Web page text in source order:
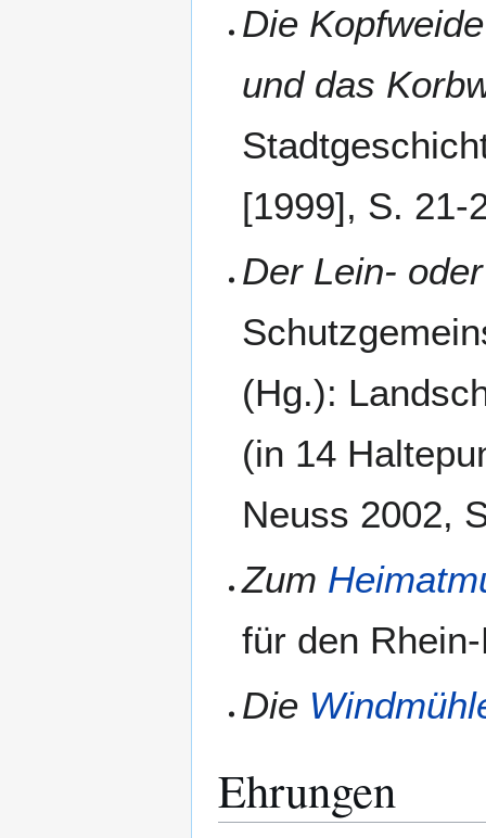
Die
und das
[1999], S. 21-
Der Lein-
(Hg.):
(in 14
Neuss 2002,
Zum
für den
Die
Ehrungen